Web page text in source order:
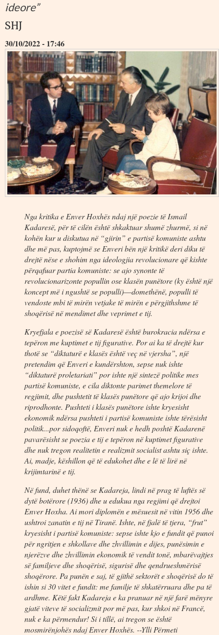
ideore”
SHJ
30/10/2022 - 17:46
Nga kritika e Enver Hoxhës ndaj një poezie të Ismail
Kadaresë, për të cilën është shkaktuar shumë zhurmë, si në
kohën kur u diskutua në “gjirin” e partisë komuniste ashtu
dhe më pas, kuptojmë se Enveri bën një kritikë deri diku të
drejtë nëse e shohim nga ideologjia revolucionare që kishte
përqafuar partia komuniste: se ajo synonte të
revolucionarizonte popullin ose klasën punëtore (ky është një
koncept më i ngushtë se populli)―domethënë, populli të
vendoste mbi të mirën vetjake të mirën e përgjithshme të
shoqërisë në mendimet dhe veprimet e tij.
Kryefjala e poezisë së Kadaresë është burokracia ndërsa e
tepëron me kuptimet e tij figurative. Por ai ka të drejtë kur
thotë se “diktaturë e klasës është veç në vjersha”, një
pretendim që Enveri e kundërshton, sepse nuk ishte
“diktaturë proletariati” por ishte një sintezë politike mes
partisë komuniste, e cila diktonte parimet themelore të
regjimit, dhe pushtetit të klasës punëtore që ajo krijoi dhe
riprodhonte. Pushteti i klasës punëtore ishte kryesisht
ekonomik ndërsa pushteti i partisë komuniste ishte tërësisht
politik...por sidoqoftë, Enveri nuk e hedh poshtë Kadarenë
pavarësisht se poezia e tij e tepëron në kuptimet figurative
dhe nuk tregon realitetin e realizmit socialist ashtu siç ishte.
Ai, madje, këshillon që të edukohet dhe e lë të lirë në
krijimtarinë e tij.
Në fund, duhet thënë se Kadareja, lindi në prag të luftës së
dytë botërore (1936) dhe u edukua nga regjimi që drejtoi
Enver Hoxha. Ai mori diplomën e mësuesit në vitin 1956 dhe
ushtroi zanatin e tij në Tiranë. Ishte, në fjalë të tjera, “frut”
kryesisht i partisë komuniste: sepse ishte kjo e fundit që punoi
për ngritjen e shkollave dhe zhvillimin e dijes, punësimin e
njerëzve dhe zhvillimin ekonomik të vendit tonë, mbarëvajtjes
së familjeve dhe shoqërisë, sigurisë dhe qendrueshmërisë
shoqërore. Pa punën e saj, të gjithë sektorët e shoqërisë do të
ishin si 30 vitet e fundit: me familje të shkatërruara dhe pa të
ardhme. Këtë fakt Kadareja e ka pranuar në një farë mënyre
gjatë viteve të socializmit por më pas, kur shkoi në Francë,
nuk e ka përmendur! Si i tillë, ai tregon se është
mosmirënjohës ndaj Enver Hoxhës. --Ylli Përmeti